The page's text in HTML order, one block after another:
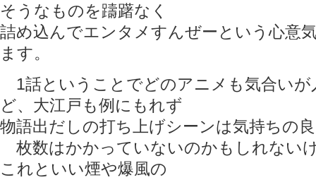
そうなものを躊躇なく
詰め込んでエンタメすんぜーという心意
ます。
1話ということでどのアニメも気合いが
ど、大江戸も例にもれず
物語出だしの打ち上げシーンは気持ちの
枚数はかかっていないのかもしれない
これといい煙や爆風の